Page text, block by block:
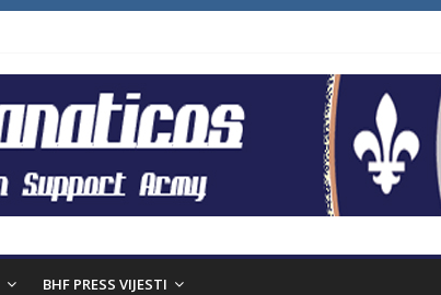
BHF PRESS VIJESTI